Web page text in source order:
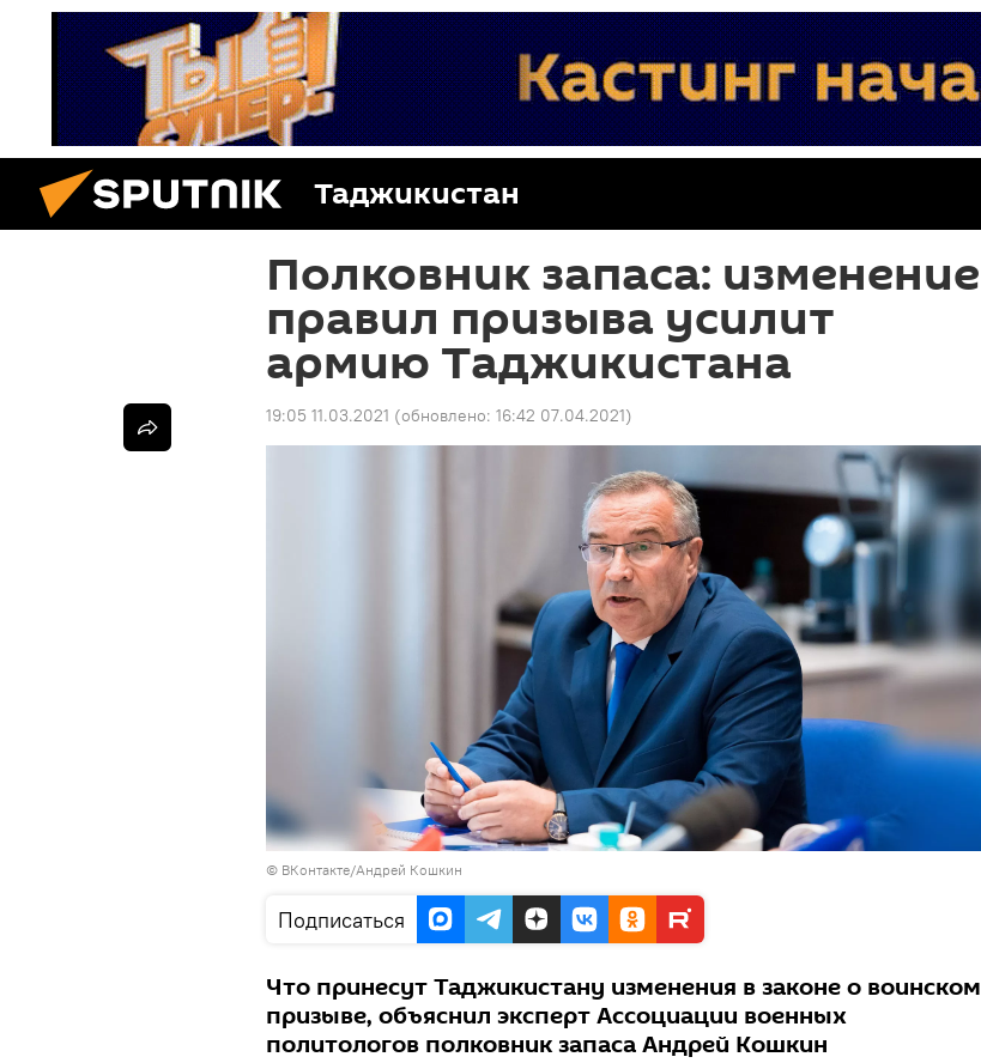
Таджикистан
Полковник запаса: изменение
правил призыва усилит
армию Таджикистана
19:05 11.03.2021 (обновлено: 16:42 07.04.2021)
© ВКонтакте/Андрей Кошкин
Подписаться
Что принесут Таджикистану изменения в законе о воинском
призыве, объяснил эксперт Ассоциации военных
политологов полковник запаса Андрей Кошкин